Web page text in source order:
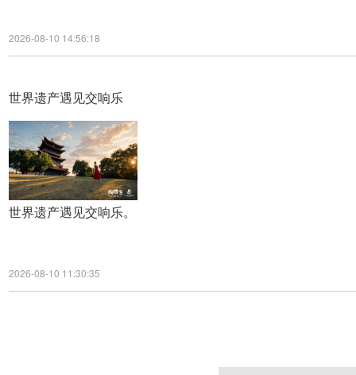
2026-08-10 14:56:18
世界遗产遇见交响乐
世界遗产遇见交响乐。
2026-08-10 11:30:35